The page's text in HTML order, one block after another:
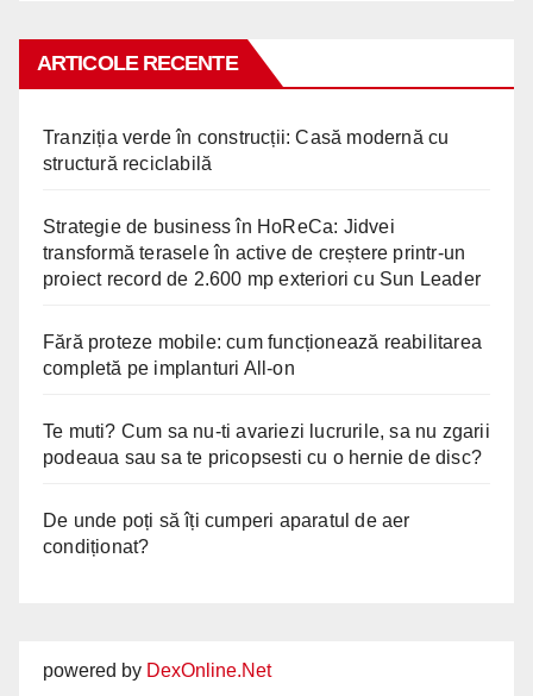
ARTICOLE RECENTE
Tranziția verde în construcții: Casă modernă cu
structură reciclabilă
Strategie de business în HoReCa: Jidvei
transformă terasele în active de creștere printr-un
proiect record de 2.600 mp exteriori cu Sun Leader
Fără proteze mobile: cum funcționează reabilitarea
completă pe implanturi All-on
Te muti? Cum sa nu-ti avariezi lucrurile, sa nu zgarii
podeaua sau sa te pricopsesti cu o hernie de disc?
De unde poți să îți cumperi aparatul de aer
condiționat?
powered by DexOnline.Net